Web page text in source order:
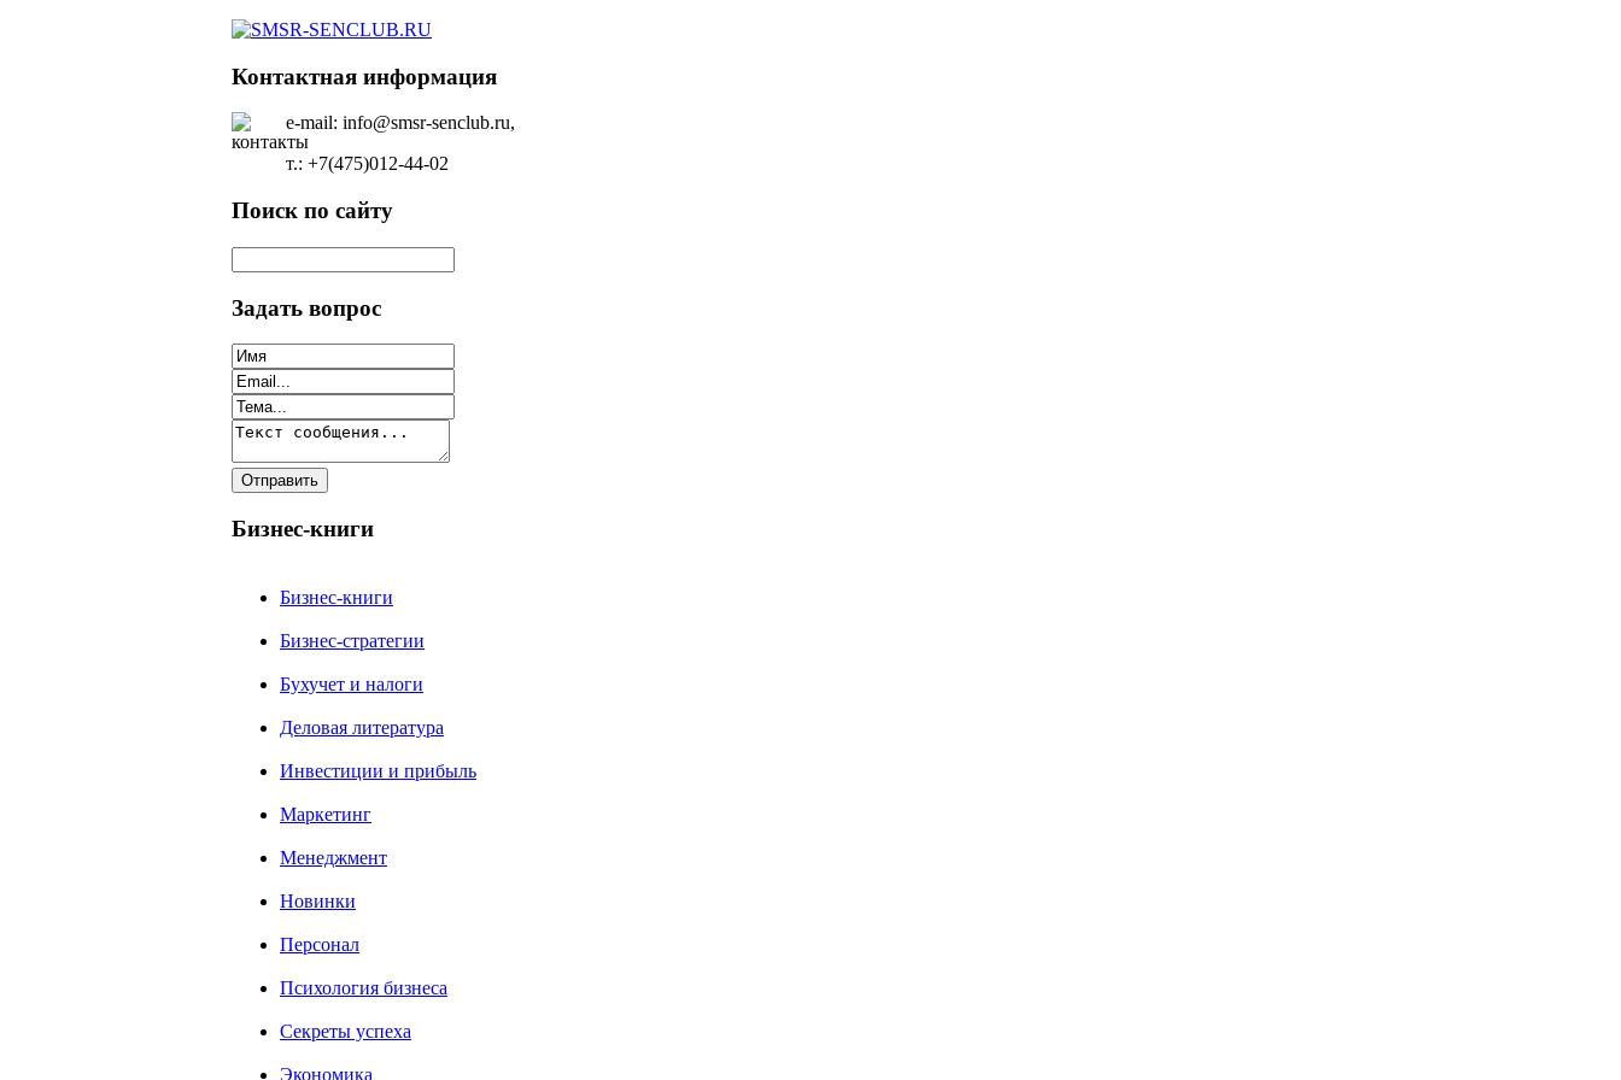
Контактная информация
e-mail: info@smsr-senclub.ru,
т.: +7(475)012-44-02
Поиск по сайту
Задать вопрос
Бизнес-книги
Бизнес-книги
Бизнес-стратегии
Бухучет и налоги
Деловая литература
Инвестиции и прибыль
Маркетинг
Менеджмент
Новинки
Персонал
Психология бизнеса
Секреты успеха
Экономика